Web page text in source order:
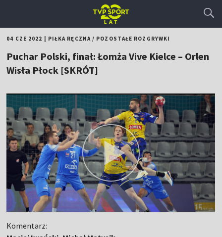
04 CZE 2022 PIŁKA RĘCZNA/ POZOSTAŁE ROZGRYWKI
Puchar Polski, finał: Łomża Vive Kielce – Orlen
Wisła Płock [SKRÓT]
Komentarz: